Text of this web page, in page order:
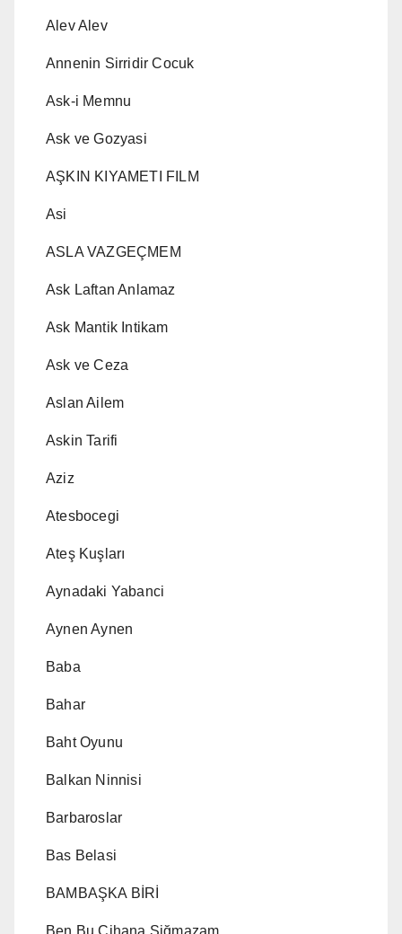
Alev Alev
Annenin Sirridir Cocuk
Ask-i Memnu
Ask ve Gozyasi
AŞKIN KIYAMETI FILM
Asi
ASLA VAZGEÇMEM
Ask Laftan Anlamaz
Ask Mantik Intikam
Ask ve Ceza
Aslan Ailem
Askin Tarifi
Aziz
Atesbocegi
Ateş Kuşları
Aynadaki Yabanci
Aynen Aynen
Baba
Bahar
Baht Oyunu
Balkan Ninnisi
Barbaroslar
Bas Belasi
BAMBAŞKA BİRİ